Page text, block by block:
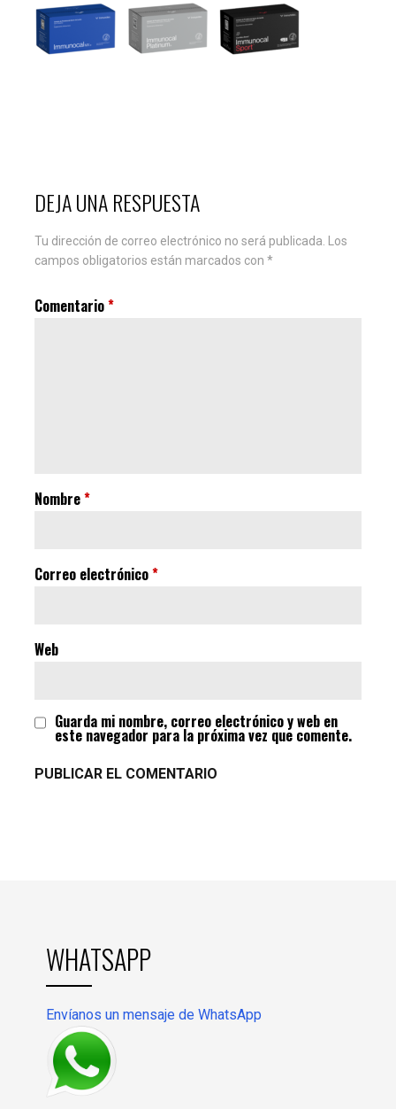
DEJA UNA RESPUESTA
Tu dirección de correo electrónico no será publicada.
Los
campos obligatorios están marcados con *
Comentario*
Nombre*
Correo electrónico*
Web
Guarda mi nombre, correo electrónico y web en
este navegador para la próxima vez que comente.
WHATSAPP
Envíanos un mensaje de WhatsApp